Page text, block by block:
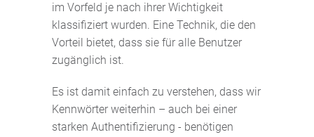
im Vorfeld je nach ihrer Wichtigkeit
klassifiziert wurden. Eine Technik, die den
Vorteil bietet, dass sie für alle Benutzer
zugänglich ist.
Es ist damit einfach zu verstehen, dass wir
Kennwörter weiterhin – auch bei einer
starken Authentifizierung - benötigen